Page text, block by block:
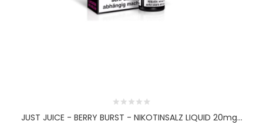
JUST JUICE - BERRY BURST - NIKOTINSALZ LIQUID 20mg...